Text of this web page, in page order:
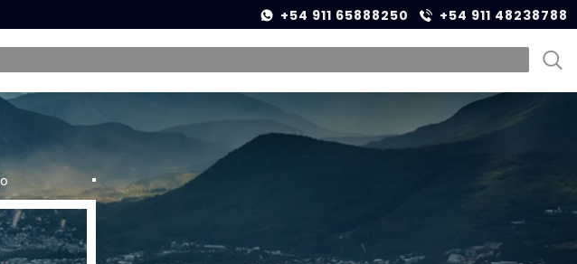
+54 911 65888250 +54 911 48238788